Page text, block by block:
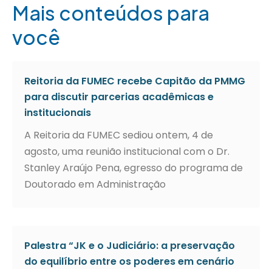
Mais conteúdos para
você
Reitoria da FUMEC recebe Capitão da PMMG
para discutir parcerias acadêmicas e
institucionais
A Reitoria da FUMEC sediou ontem, 4 de
agosto, uma reunião institucional com o Dr.
Stanley Araújo Pena, egresso do programa de
Doutorado em Administração
Palestra “JK e o Judiciário: a preservação
do equilíbrio entre os poderes em cenário